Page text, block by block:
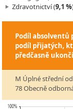
Zdravotnictví (9,1 %
Podíl absolventů
podíl přijatých,
předčasně ukončí
M Úplné střední
78 Obecně